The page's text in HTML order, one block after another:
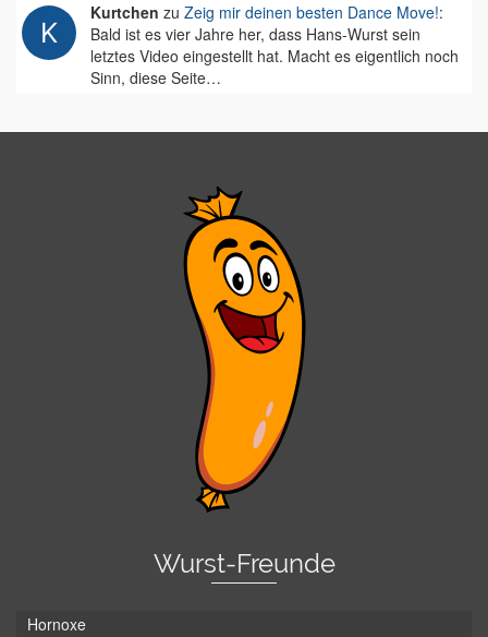
Kurtchen zu Zeig mir deinen besten Dance Move!:
Bald ist es vier Jahre her, dass Hans-Wurst sein
letztes Video eingestellt hat. Macht es eigentlich noch
Sinn, diese Seite…
Wurst-Freunde
Hornoxe